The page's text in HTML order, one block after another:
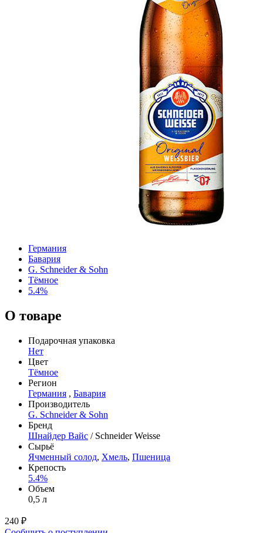
Германия
Бавария
G. Schneider & Sohn
Тёмное
5.4%
О товаре
Подарочная упаковка
Нет
Цвет
Тёмное
Регион
Германия , Бавария
Производитель
G. Schneider & Sohn
Бренд
Шнайдер Вайс / Schneider Weisse
Сырьё
Ячменный солод, Хмель, Пшеница
Крепость
5.4%
Объем
0,5 л
240 ₽